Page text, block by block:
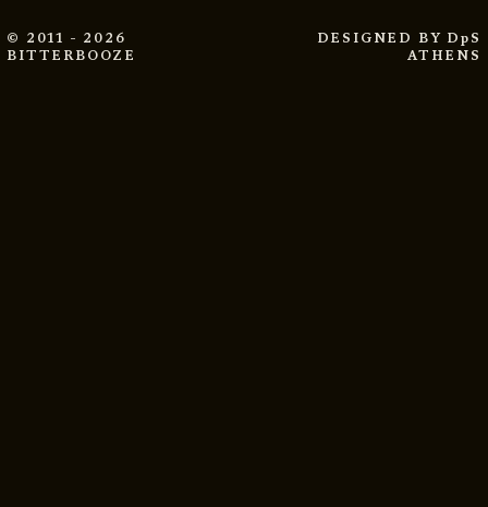
© 2011 - 2026
BITTERBOOZE
DESIGNED BY DpS
ATHENS